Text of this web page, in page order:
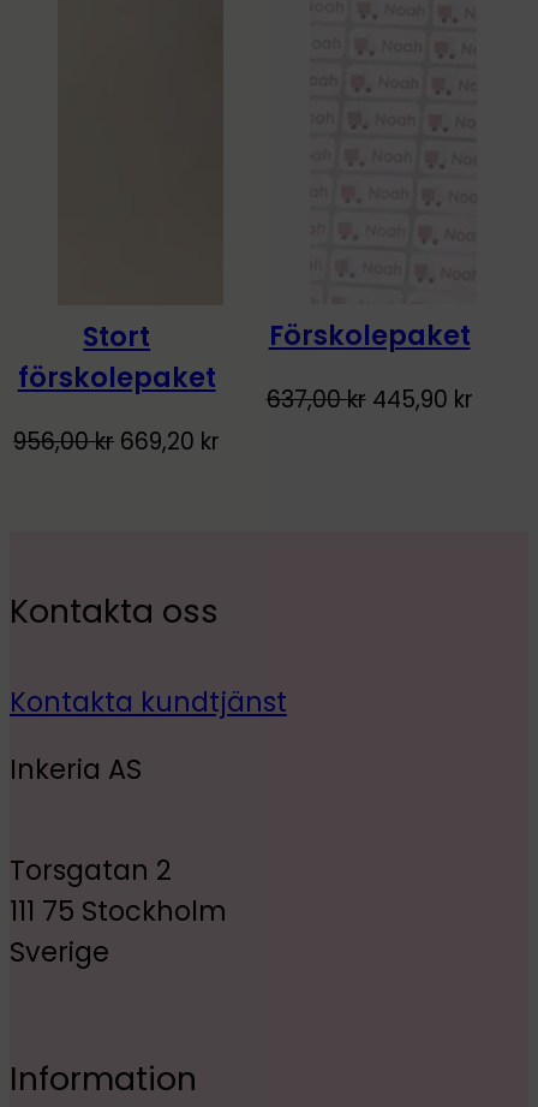
Stort
förskolepaket
956,00kr 669,20 kr
-30%
Förskolepaket
637,00kr 445,90 kr
Kontakta oss
Kontakta kundtjänst
Inkeria AS
Torsgatan 2
111 75 Stockholm
Sverige
Information